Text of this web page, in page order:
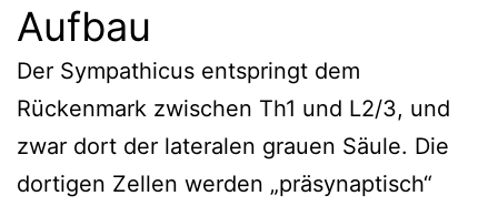
Aufbau
Der Sympathicus entspringt dem
Rückenmark zwischen Th1 und L2/3, und
zwar dort der lateralen grauen Säule. Die
dortigen Zellen werden „präsynaptisch“